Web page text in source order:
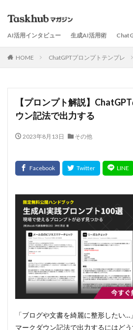
AI活用インタビュー 生成AI活用術
HOME ChatGPTプロンプトテンプレ
【プロンプト解説】
ウン記法で出力する
2023年8月13日 その他
「ブログや文書を綺麗に整形したい
マークダウン記法で出力するにはど